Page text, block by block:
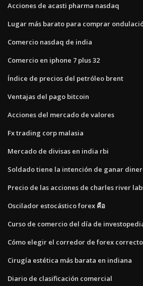
Acciones de acasti pharma nasdaq
Lugar más barato para comprar
Comercio nasdaq de india
Comercio en iphone 7 plus 32
Índice de precios del petróleo brent
Ventajas del pago bitcoin
Acciones del mercado de valores
Fx trading corp malasia
Mercado de divisas en india rbi
Soldado tiene la intención de ganar
Precio de las acciones de charles river
Oscilador estocástico forex คือ
Curso de comercio del día de
Cómo elegir el corredor de forex correcto
Cirugía estética más barata en indiana
Diario de clasificación comercial